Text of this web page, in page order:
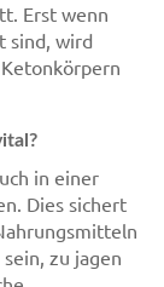
Erst wenn
sind, wird
in einer
Dies sichert
zu jagen